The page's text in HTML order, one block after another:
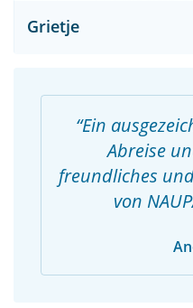
Grietje
Ein
Abreise
freundliches
von